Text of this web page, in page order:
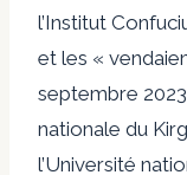
l’Institut
et les «
septembre
nationale du
l’Université